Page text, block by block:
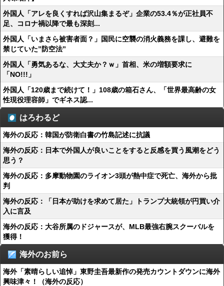
外国人「アレを良くすれば沢山集まるぞ」企業の53.4％が正社員不
足、コロナ禍以降で最も深刻...
外国人「いまさら被害者面？」国民に空襲の消火義務を課し、避難を
禁じていた”防空法”
外国人「勇気あるな、大丈夫か？ｗ」首相、米の増額要求に
「NO!!!」
外国人「120歳まで続けて！」108歳の箱石さん、「世界最高齢の女
性現役理容師」でギネス認...
はろわるど
海外の反応：韓国が防衛白書の竹島記述に抗議
海外の反応：日本で外国人が良いことをすると反感を買う風潮をどう
思う？
海外の反応：多摩動物園のライオン3頭が熱中症で死亡、海外から批
判
海外の反応：「日本が助けを求めて居た」トランプ大統領が円買い介
入に言及
海外の反応：大谷所属のドジャースが、MLB最強右腕スクーバルを
獲得！
海外のお前ら
海外「素晴らしい追悼」東野圭吾最新作の発売カウントダウンに海外
興味津々！（海外の反応）